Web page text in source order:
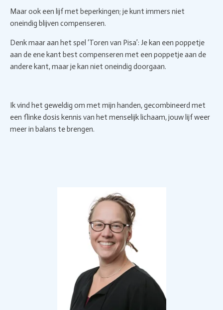
Maar ook een lijf met beperkingen; je kunt immers niet
oneindig blijven compenseren.
Denk maar aan het spel ‘Toren van Pisa’: Je kan een poppetje
aan de ene kant best compenseren met een poppetje aan de
andere kant, maar je kan niet oneindig doorgaan.
Ik vind het geweldig om met mijn handen, gecombineerd met
een flinke dosis kennis van het menselijk lichaam, jouw lijf weer
meer in balans te brengen.